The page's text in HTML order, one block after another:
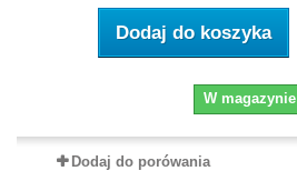
Dodaj do koszyka
W magazynie
Dodaj do porówania